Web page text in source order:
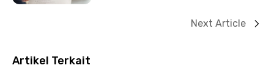
Next Article
Artikel Terkait